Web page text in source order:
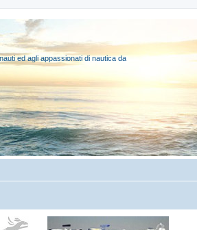
ed agli appassionati di nautica da